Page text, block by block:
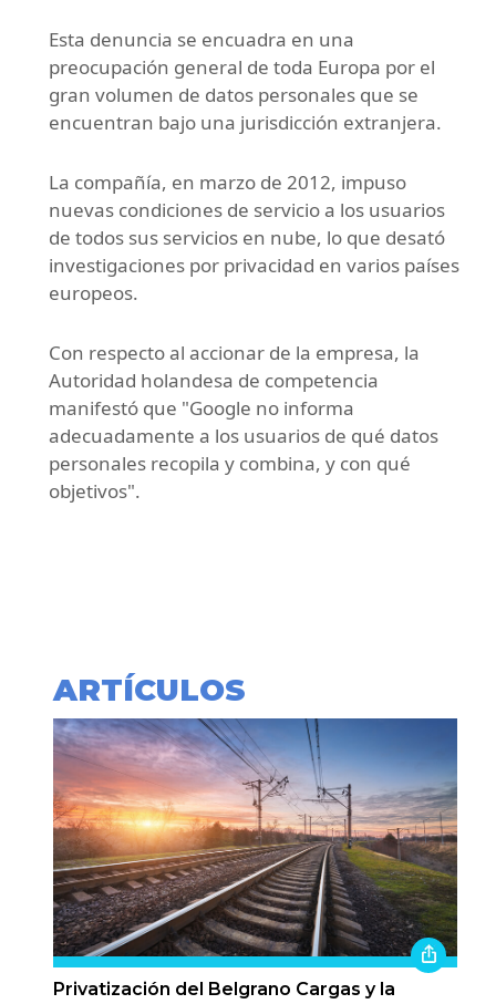
Esta denuncia se encuadra en una
preocupación general de toda Europa por el
gran volumen de datos personales que se
encuentran bajo una jurisdicción extranjera.
La compañía, en marzo de 2012, impuso
nuevas condiciones de servicio a los usuarios
de todos sus servicios en nube, lo que desató
investigaciones por privacidad en varios países
europeos.
Con respecto al accionar de la empresa, la
Autoridad holandesa de competencia
manifestó que "Google no informa
adecuadamente a los usuarios de qué datos
personales recopila y combina, y con qué
objetivos".
ARTÍCULOS
Privatización del Belgrano Cargas y la